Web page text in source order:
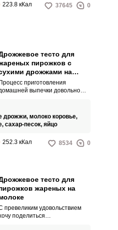
223.8 кКал 37645 0
тесто для
пирожков с
дрожжами на
Процесс приготовления
выпечки довольно
Но не нужно быть
шеф-поваром,
дрожжи, молоко коровье,
сахар-песок, яйцо
252.3 кКал 8534 0
тесто для
жареных на
превеликим удовольствием
поделиться